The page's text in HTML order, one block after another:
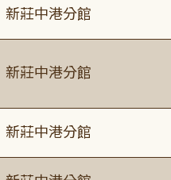
新莊中港分館
新莊中港分館
新莊中港分館